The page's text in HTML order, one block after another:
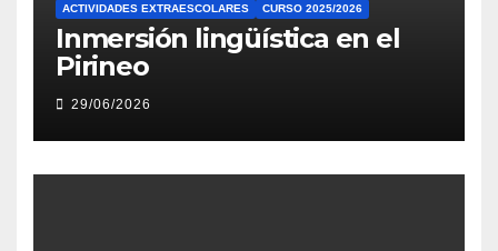
ACTIVIDADES EXTRAESCOLARES CURSO 2025/2026
Inmersión lingüística en el
Pirineo
29/06/2026